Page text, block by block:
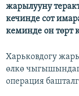
жарылууну
кечинде сот
кеминде он төрт
Харьковдогу
өлкө
операция